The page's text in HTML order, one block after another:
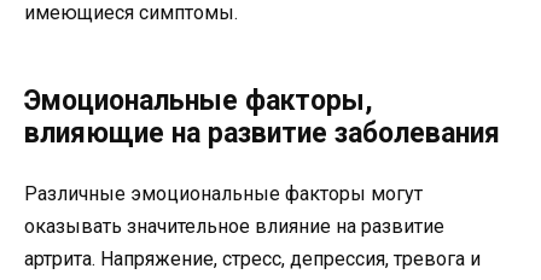
имеющиеся симптомы.
Эмоциональные факторы,
влияющие на развитие заболевания
Различные эмоциональные факторы могут
оказывать значительное влияние на развитие
артрита. Напряжение, стресс, депрессия, тревога и